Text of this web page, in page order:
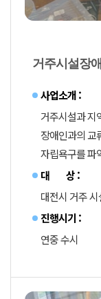
거주시설장
사업소개 :
거주시설과 지
장애인과의 교
자립욕구를 파
대 상 :
대전시 거주
진행시기 :
연중 수시